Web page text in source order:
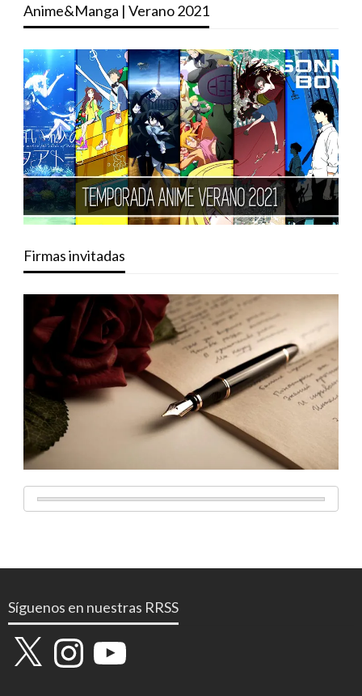
Anime&Manga | Verano 2021
Firmas invitadas
Síguenos en nuestras RRSS
X InstagramYouTube